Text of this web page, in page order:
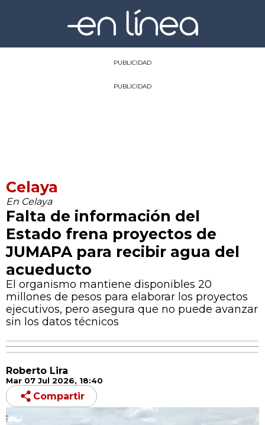
PUBLICIDAD
PUBLICIDAD
Celaya
En Celaya
Falta de información del
Estado frena proyectos de
JUMAPA para recibir agua del
acueducto
El organismo mantiene disponibles 20
millones de pesos para elaborar los proyectos
ejecutivos, pero asegura que no puede avanzar
sin los datos técnicos
Roberto Lira
Mar 07 Jul 2026, 18:40
Compartir